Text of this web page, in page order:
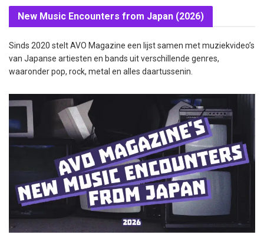
New Music Encounters from Japan (2026)
Sinds 2020 stelt AVO Magazine een lijst samen met muziekvideo’s
van Japanse artiesten en bands uit verschillende genres,
waaronder pop, rock, metal en alles daartussenin.